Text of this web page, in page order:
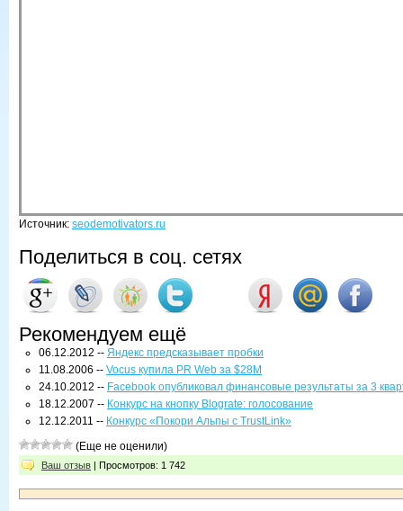
Источник: seodemotivators.ru
Поделиться в соц. сетях
Рекомендуем ещё
06.12.2012 -- Яндекс предсказывает пробки
11.08.2006 -- Vocus купила PR Web за $28М
24.10.2012 -- Facebook опубликовал финансовые результаты за 3
18.12.2007 -- Конкурс на кнопку Blograte: голосование
12.12.2011 -- Конкурс «Покори Альпы с TrustLink»
(Еще не оценили)
Ваш отзыв | Просмотров: 1 742